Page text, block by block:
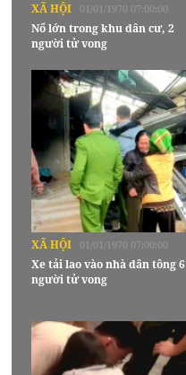
XÃ HỘI 01/01/1970 07:00:00
Nổ lớn trong khu dân cư, 2
người tử vong
XÃ HỘI 01/01/1970 07:00:00
Xe tải lao vào nhà dân tông 6
người tử vong